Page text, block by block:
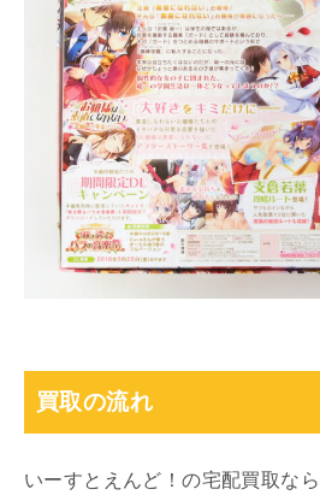
買取の流れ
いーすとえんど！の宅配買取な